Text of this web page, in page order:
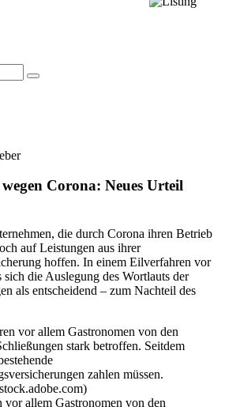
Corona: Neues Urteil
die durch Corona ihren Betrieb
auf Leistungen aus ihrer
hoffen. In einem Eilverfahren vor
die Auslegung des Wortlauts der
als entscheidend – zum Nachteil des
allem Gastronomen von den